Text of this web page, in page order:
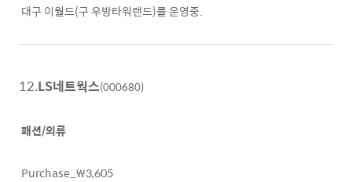
대구 이월드(구 우방타워랜드)를 운영중.
12.LS네트웍스(000680)
패션/의류
Purchase_₩3,605